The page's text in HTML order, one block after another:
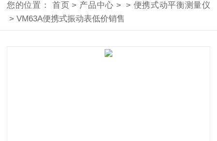
您的位置：首页 > 产品中心 > > 便携式动平衡测量仪
> VM63A便携式振动表低价销售